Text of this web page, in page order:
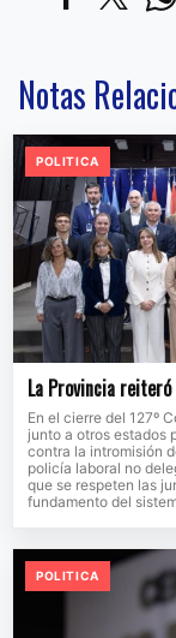
Notas
POLITICA
La Provincia
En el cierre del 127º
junto a otros estados
contra la intromisión
policía laboral no
que se respeten las
fundamento del
POLITICA